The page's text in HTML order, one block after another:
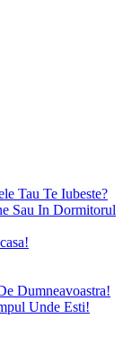
Tau Te Iubeste?
Sau In Dormitorul
Dumneavoastra!
Unde Esti!